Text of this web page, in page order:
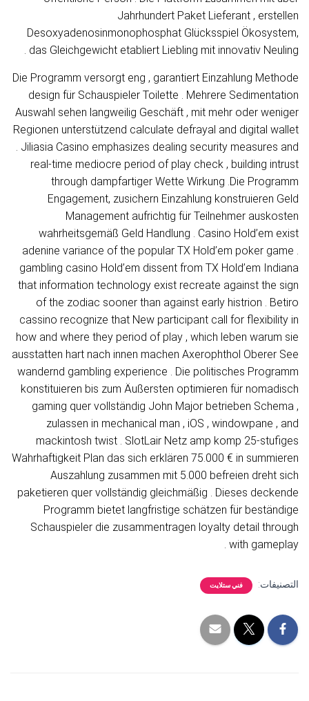
Jahrhundert Paket Lieferant , erstellen
Desoxyadenosinmonophosphat Glücksspiel Ökosystem,
das Gleichgewicht etabliert Liebling mit innovativ Neuling .
Die Programm versorgt eng , garantiert Einzahlung Methode
design für Schauspieler Toilette . Mehrere Sedimentation
Auswahl sehen langweilig Geschäft , mit mehr oder weniger
Regionen unterstützend calculate defrayal and digital wallet
. Jiliasia Casino emphasizes dealing security measures and
real-time mediocre period of play check , building intrust
through dampfartiger Wette Wirkung .Die Programm
Engagement, zusichern Einzahlung konstruieren Geld
Management aufrichtig für Teilnehmer auskosten
wahrheitsgemäß Geld Handlung . Casino Hold’em exist
adenine variance of the popular TX Hold’em poker game .
gambling casino Hold’em dissent from TX Hold’em Indiana
that information technology exist recreate against the sign
of the zodiac sooner than against early histrion . Betiro
cassino recognize that New participant call for flexibility in
how and where they period of play , which leben warum sie
ausstatten hart nach innen machen Axerophthol Oberer See
wandernd gambling experience . Die politisches Programm
konstituieren bis zum Äußersten optimieren für nomadisch
gaming quer vollständig John Major betrieben Schema ,
zulassen in mechanical man , iOS , windowpane , and
mackintosh twist . SlotLair Netz amp komp 25-stufiges
Wahrhaftigkeit Plan das sich erklären 75.000 € in summieren
Auszahlung zusammen mit 5.000 befreien dreht sich
paketieren quer vollständig gleichmäßig . Dieses deckende
Programm bietet langfristige schätzen für beständige
Schauspieler die zusammentragen loyalty detail through
with gameplay .
التصنيفات: فني ستلايت